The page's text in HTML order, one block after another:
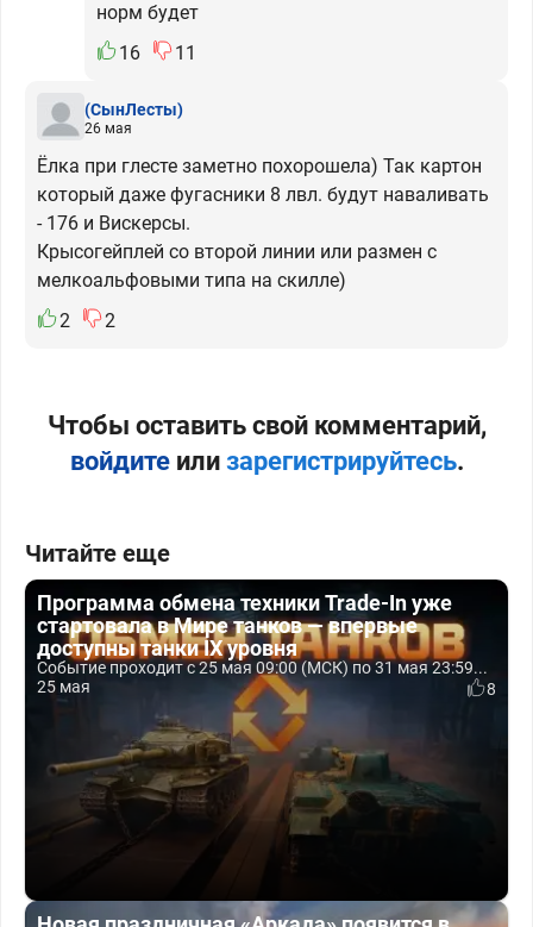
норм будет
16
11
(СынЛесты)
26 мая
Ёлка при глесте заметно похорошела) Так картон
который даже фугасники 8 лвл. будут наваливать
- 176 и Вискерсы.
Крысогейплей со второй линии или размен с
мелкоальфовыми типа на скилле)
2
2
Чтобы оставить свой комментарий,
войдитеили зарегистрируйтесь.
Читайте еще
Программа обмена техники Trade-In уже
стартовала в Мире танков — впервые
доступны танки IX уровня
Событие проходит с 25 мая 09:00 (МСК) по 31 мая 23:59...
25 мая
8